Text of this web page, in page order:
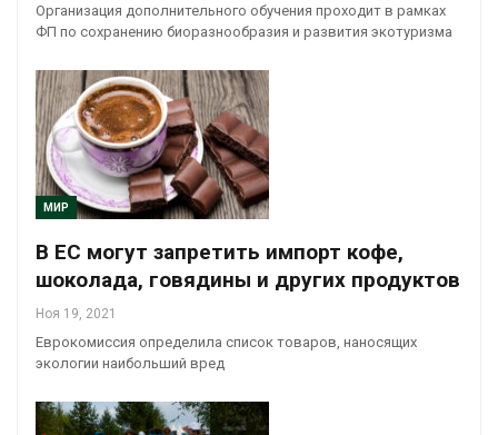
Организация дополнительного обучения проходит в рамках
ФП по сохранению биоразнообразия и развития экотуризма
МИР
В ЕС могут запретить импорт кофе,
шоколада, говядины и других продуктов
Ноя 19, 2021
Еврокомиссия определила список товаров, наносящих
экологии наибольший вред